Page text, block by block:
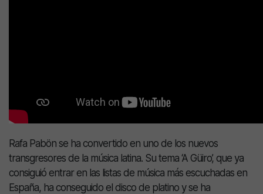
Rafa Pabön se ha convertido en uno de los nuevos
transgresores de la música latina. Su tema ‘A Güiro’, que ya
consiguió entrar en las listas de música más escuchadas en
España, ha conseguido el disco de platino y se ha